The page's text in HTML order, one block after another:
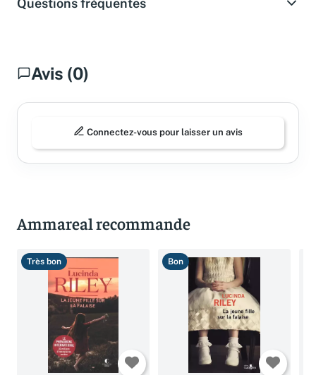
Questions fréquentes
Avis (0)
Connectez-vous pour laisser un avis
Ammareal recommande
Très bon Bon